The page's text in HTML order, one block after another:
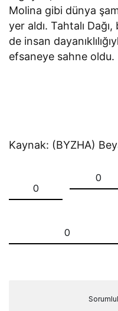
Molina gibi dünya
yer aldı. Tahtalı
de insan
efsaneye sahne oldu.
Kaynak: (BYZHA)
0
0
0